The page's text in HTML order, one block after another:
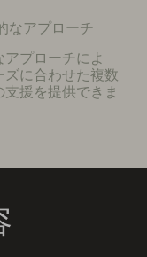
なアプローチ
アプローチによ
ズに合わせた複数
支援を提供できま